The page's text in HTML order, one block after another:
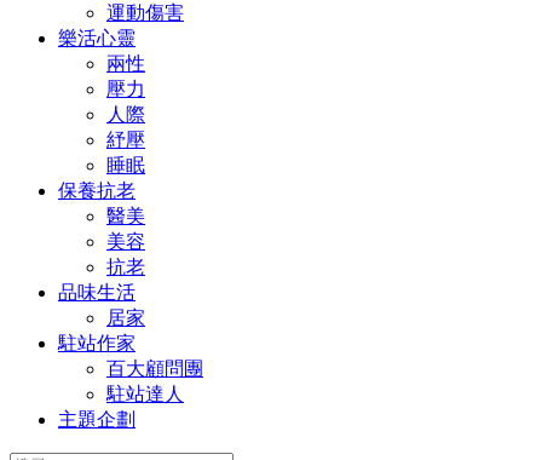
運動傷害
樂活心靈
兩性
壓力
人際
紓壓
睡眠
保養抗老
醫美
美容
抗老
品味生活
居家
駐站作家
百大顧問團
駐站達人
主題企劃